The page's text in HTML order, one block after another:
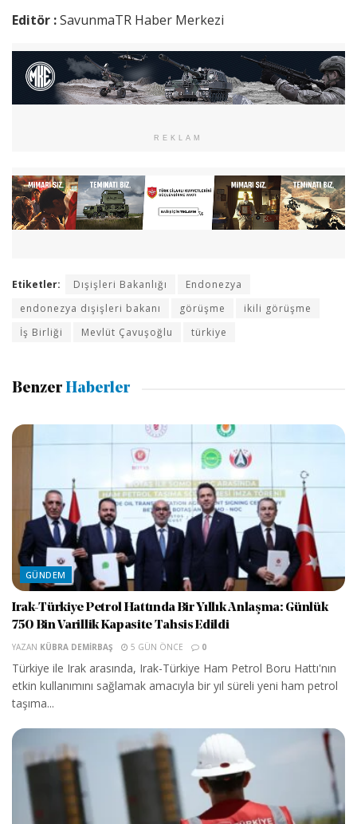
Editör :SavunmaTR Haber Merkezi
REKLAM
Etiketler: Dışişleri Bakanlığı
Endonezya
endonezya dışişleri bakanı
görüşme
ikili görüşme
İş Birliği
Mevlüt Çavuşoğlu türkiye
Benzer Haberler
GÜNDEM
Irak-Türkiye Petrol Hattında Bir Yıllık Anlaşma: Günlük
750 Bin Varillik Kapasite Tahsis Edildi
YAZAN KÜBRA DEMIRBAŞ 5 GÜN ÖNCE 0
Türkiye ile Irak arasında, Irak-Türkiye Ham Petrol Boru Hattı'nın
etkin kullanımını sağlamak amacıyla bir yıl süreli yeni ham petrol
taşıma...